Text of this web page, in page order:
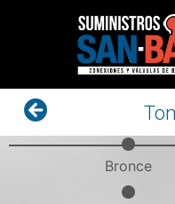
Bronce